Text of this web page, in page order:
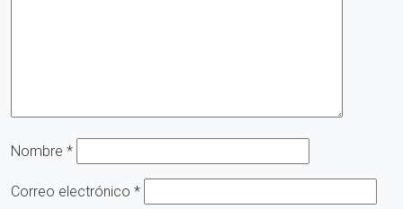
Nombre *
Correo electrónico *